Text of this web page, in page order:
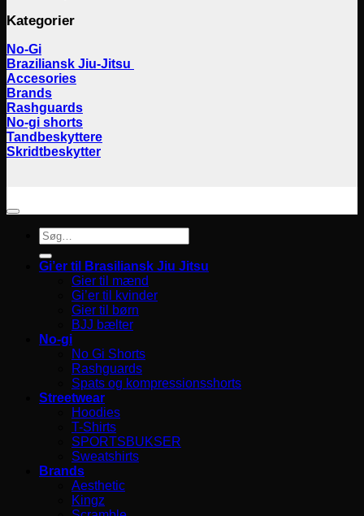
Kategorier
No-Gi
Braziliansk Jiu-Jitsu
Accesories
Brands
Rashguards
No-gi shorts
Tandbeskyttere
Skridtbeskytter
Søg
efter:
Gi’er til Brasiliansk Jiu Jitsu
Gier til mænd
Gi’er til kvinder
Gier til børn
BJJ bælter
No-gi
No Gi Shorts
Rashguards
Spats og kompressionsshorts
Streetwear
Hoodies
T-Shirts
SPORTSBUKSER
Sweatshirts
Brands
Aesthetic
Kingz